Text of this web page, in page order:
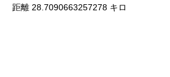
距離 28.7090663257278 キロ